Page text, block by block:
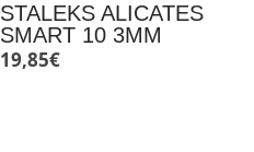
STALEKS ALICATES
SMART 10 3MM
19,85€